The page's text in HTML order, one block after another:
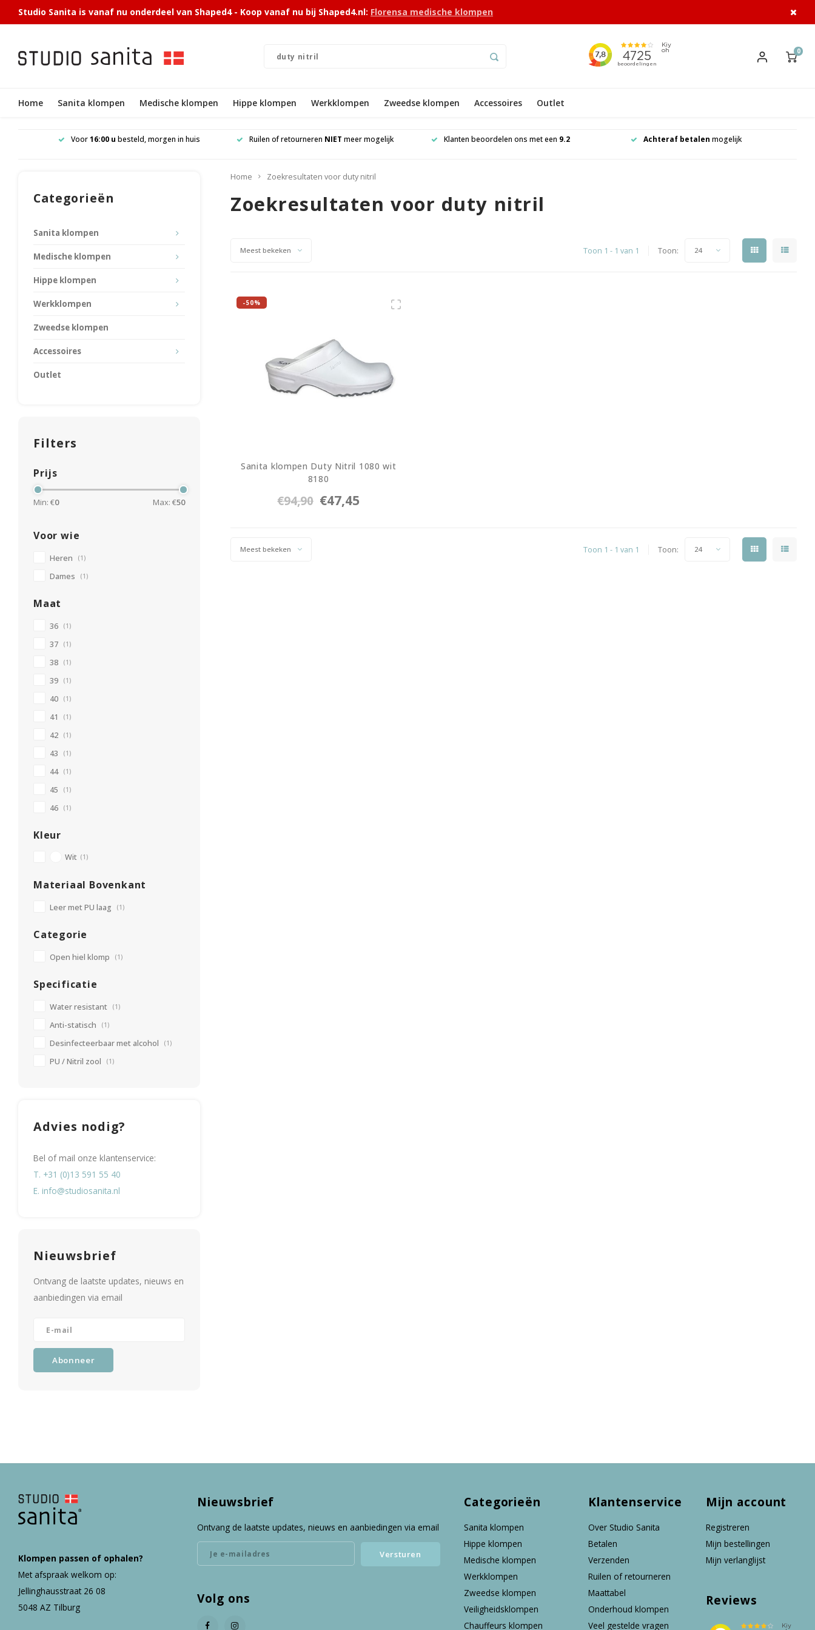
Studio Sanita is vanaf nu onderdeel van Shaped4 - Koop vanaf nu bij Shaped4.nl: Florensa medische klompen
0
Home Sanita klompen Medische klompen Hippe klompen Werkklompen Zweedse klompen Accessoires Outlet
Voor16:00 u besteld, morgen in huis Ruilen of retourneren NIET meer mogelijk Klanten beoordelen ons met een 9.2 Achteraf betalen mogelijk
Categorieën
Sanita klompen
Medische klompen
Hippe klompen
Werkklompen
Zweedse klompen
Accessoires
Outlet
Filters
Prijs
Min: €0 Max: €50
Voor wie
Heren (1)
Dames (1)
Maat
36 (1)
37 (1)
38 (1)
39 (1)
40 (1)
41 (1)
42 (1)
43 (1)
44 (1)
45 (1)
46 (1)
Kleur
Wit (1)
Materiaal Bovenkant
Leer met PU laag (1)
Categorie
Open hiel klomp (1)
Specificatie
Water resistant (1)
Anti-statisch (1)
Desinfecteerbaar met alcohol (1)
PU / Nitril zool (1)
Advies nodig?
Bel of mail onze klantenservice:
T. +31 (0)13 591 55 40
E. info@studiosanita.nl
Nieuwsbrief
Ontvang de laatste updates, nieuws en
aanbiedingen via email
Abonneer
Home Zoekresultaten voor duty nitril
Zoekresultaten voor duty nitril
Meest bekeken Toon 1 - 1 van 1 Toon: 24
-50%
Sanita klompen Duty Nitril 1080 wit
8180
€94,90 €47,45
Meest bekeken Toon 1 - 1 van 1 Toon: 24
Klompen passen of ophalen?
Met afspraak welkom op:
Jellinghausstraat 26 08
5048 AZ Tilburg
Nieuwsbrief
Ontvang de laatste updates, nieuws en aanbiedingen via email
Versturen
Volg ons
Categorieën
Sanita klompen
Hippe klompen
Medische klompen
Werkklompen
Zweedse klompen
Veiligheidsklompen
Chauffeurs klompen
Klantenservice
Over Studio Sanita
Betalen
Verzenden
Ruilen of retourneren
Maattabel
Onderhoud klompen
Veel gestelde vragen
Mijn account
Registreren
Mijn bestellingen
Mijn verlanglijst
Reviews